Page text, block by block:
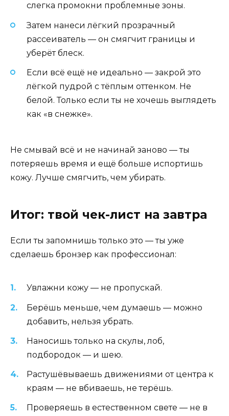
слегка промокни проблемные зоны.
Затем нанеси лёгкий прозрачный
рассеиватель — он смягчит границы и
уберёт блеск.
Если всё ещё не идеально — закрой это
лёгкой пудрой с тёплым оттенком. Не
белой. Только если ты не хочешь выглядеть
как «в снежке».
Не смывай всё и не начинай заново — ты
потеряешь время и ещё больше испортишь
кожу. Лучше смягчить, чем убирать.
Итог: твой чек-лист на завтра
Если ты запомнишь только это — ты уже
сделаешь бронзер как профессионал:
Увлажни кожу — не пропускай.
Берёшь меньше, чем думаешь — можно
добавить, нельзя убрать.
Наносишь только на скулы, лоб,
подбородок — и шею.
Растушёвываешь движениями от центра к
краям — не вбиваешь, не терёшь.
Проверяешь в естественном свете — не в